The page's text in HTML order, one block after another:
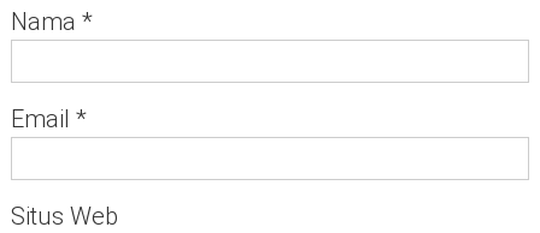
Nama *
Email *
Situs Web